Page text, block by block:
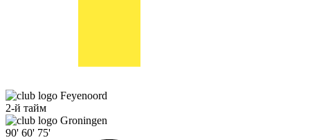
Feyenoord
2-й тайм
Groningen
90' 60' 75'